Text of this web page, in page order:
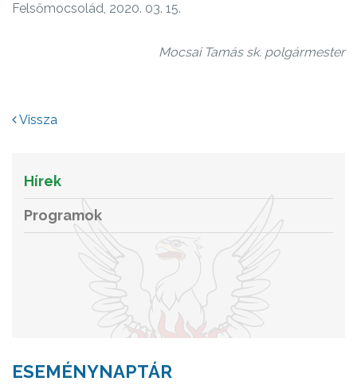
Felsőmocsolád, 2020. 03. 15.
Mocsai Tamás sk. polgármester
Vissza
Hírek
Programok
ESEMÉNYNAPTÁR